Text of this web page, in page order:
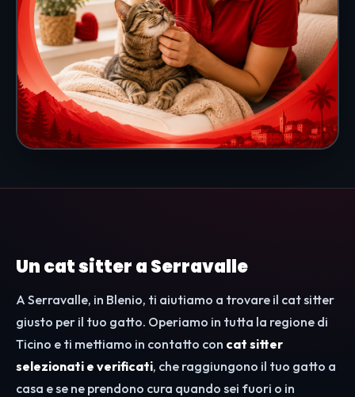
Un cat sitter a Serravalle
A Serravalle, in Blenio, ti aiutiamo a trovare il cat sitter
giusto per il tuo gatto. Operiamo in tutta la regione di
Ticino e ti mettiamo in contatto con cat sitter
selezionati e verificati, che raggiungono il tuo gatto a
casa e se ne prendono cura quando sei fuori o in